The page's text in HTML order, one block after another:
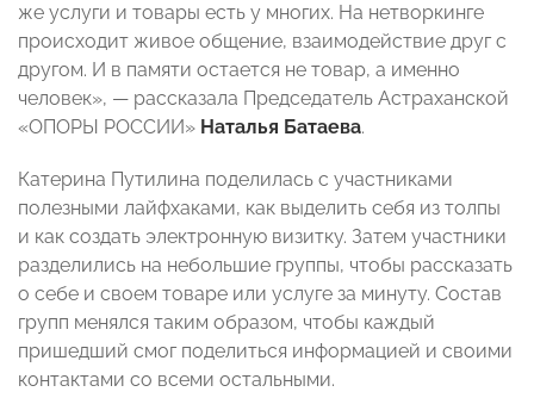
же услуги и товары есть у многих. На нетворкинге
происходит живое общение, взаимодействие друг с
другом. И в памяти остается не товар, а именно
человек», — рассказала Председатель Астраханской
«ОПОРЫ РОССИИ» Наталья Батаева.
Катерина Путилина поделилась с участниками
полезными лайфхаками, как выделить себя из толпы
и как создать электронную визитку. Затем участники
разделились на небольшие группы, чтобы рассказать
о себе и своем товаре или услуге за минуту. Состав
групп менялся таким образом, чтобы каждый
пришедший смог поделиться информацией и своими
контактами со всеми остальными.